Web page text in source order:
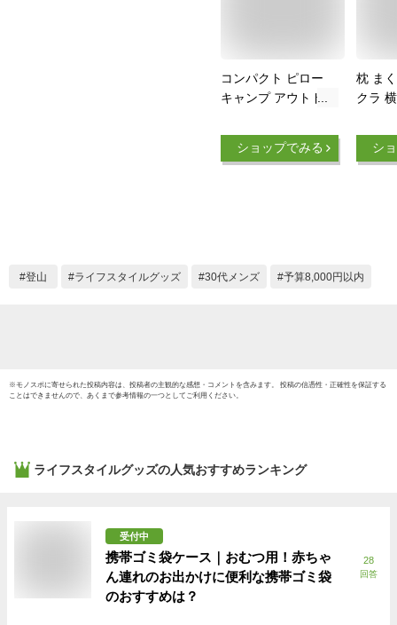
コンパクト ピロー
キャンプ アウトドア
チ 低反発 ウレタン
ポリエステル 旅行用
ショップでみる
枕 ま
クラ
旅行用
パク
復 ま
シ
登山 ライフスタイルグッズ 30代メンズ 予算8,000円以内
※モノスポに寄せられた投稿内容は、投稿者の主観的な感想・コメントを含みます。 投稿の信憑性・正確性を保証する
ことはできませんので、あくまで参考情報の一つとしてご利用ください。
ライフスタイルグッズの人気おすすめランキング
受付中
携帯ゴミ袋ケース｜おむつ用！赤ちゃ
ん連れのお出かけに便利な携帯ゴミ袋
のおすすめは？
28
回答